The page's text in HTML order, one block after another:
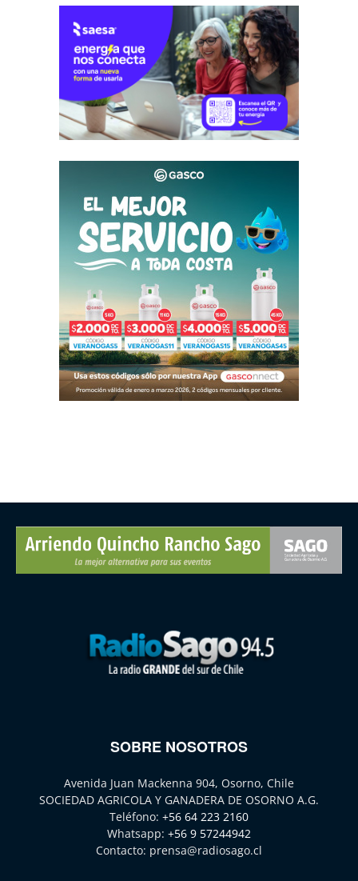
SOBRE NOSOTROS
Avenida Juan Mackenna 904, Osorno, Chile
SOCIEDAD AGRICOLA Y GANADERA DE OSORNO A.G.
Teléfono: +56 64 223 2160
Whatsapp: +56 9 57244942
Contacto: prensa@radiosago.cl